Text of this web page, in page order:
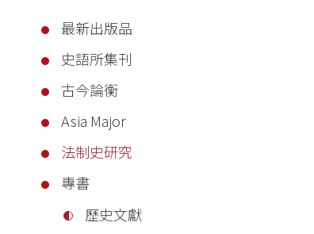
最新出版品
史語所集刊
古今論衡
Asia Major
法制史研究
專書
歷史文獻